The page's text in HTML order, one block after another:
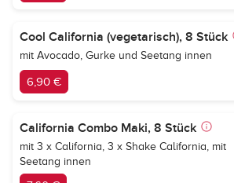
Cool California (vegetarisch), 8 Stück
mit Avocado, Gurke und Seetang innen
6,90 €
California Combo Maki, 8 Stück
mit 3 x California, 3 x Shake California, mit
Seetang innen